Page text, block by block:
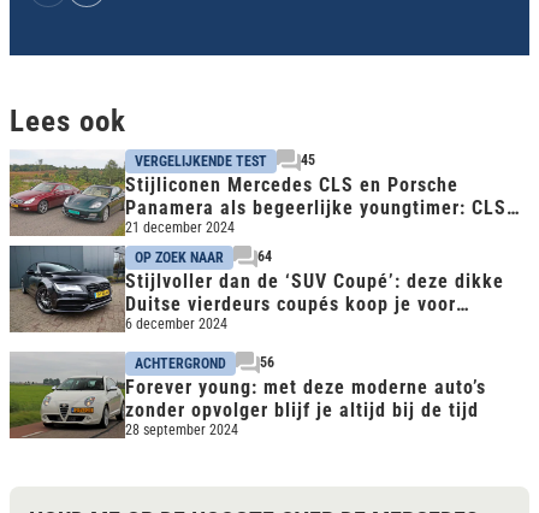
Lees ook
VERGELIJKENDE TEST 45
Stijliconen Mercedes CLS en Porsche
Panamera als begeerlijke youngtimer: CLS
geboren klassieker
21 december 2024
OP ZOEK NAAR
64
Stijlvoller dan de ‘SUV Coupé’: deze dikke
Duitse vierdeurs coupés koop je voor
€30.000
6 december 2024
ACHTERGROND 56
Forever young: met deze moderne auto’s
zonder opvolger blijf je altijd bij de tijd
28 september 2024